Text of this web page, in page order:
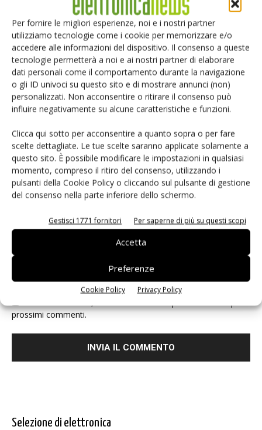
Per fornire le migliori esperienze, noi e i nostri partner
utilizziamo tecnologie come i cookie per memorizzare e/o
accedere alle informazioni del dispositivo. Il consenso a queste
tecnologie permetterà a noi e ai nostri partner di elaborare
dati personali come il comportamento durante la navigazione
o gli ID univoci su questo sito e di mostrare annunci (non)
personalizzati. Non acconsentire o ritirare il consenso può
influire negativamente su alcune caratteristiche e funzioni.
Clicca qui sotto per acconsentire a quanto sopra o per fare
scelte dettagliate. Le tue scelte saranno applicate solamente a
questo sito. È possibile modificare le impostazioni in qualsiasi
momento, compreso il ritiro del consenso, utilizzando i
pulsanti della Cookie Policy o cliccando sul pulsante di gestione
del consenso nella parte inferiore dello schermo.
Gestisci 1771 fornitori Per saperne di più su questi scopi
Accetta
Preferenze
Cookie Policy Privacy Policy
LASCIA UN COMMENTO
prossimi commenti.
Selezione di elettronica